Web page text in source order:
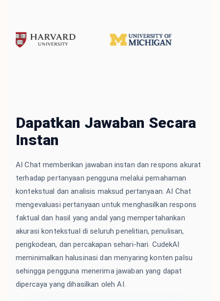
Dapatkan Jawaban Secara
Instan
AI Chat memberikan jawaban instan dan respons akurat
terhadap pertanyaan pengguna melalui pemahaman
kontekstual dan analisis maksud pertanyaan. AI Chat
mengevaluasi pertanyaan untuk menghasilkan respons
faktual dan hasil yang andal yang mempertahankan
akurasi kontekstual di seluruh penelitian, penulisan,
pengkodean, dan percakapan sehari-hari. CudekAI
meminimalkan halusinasi dan menyaring konten palsu
sehingga pengguna menerima jawaban yang dapat
dipercaya yang dihasilkan oleh AI.